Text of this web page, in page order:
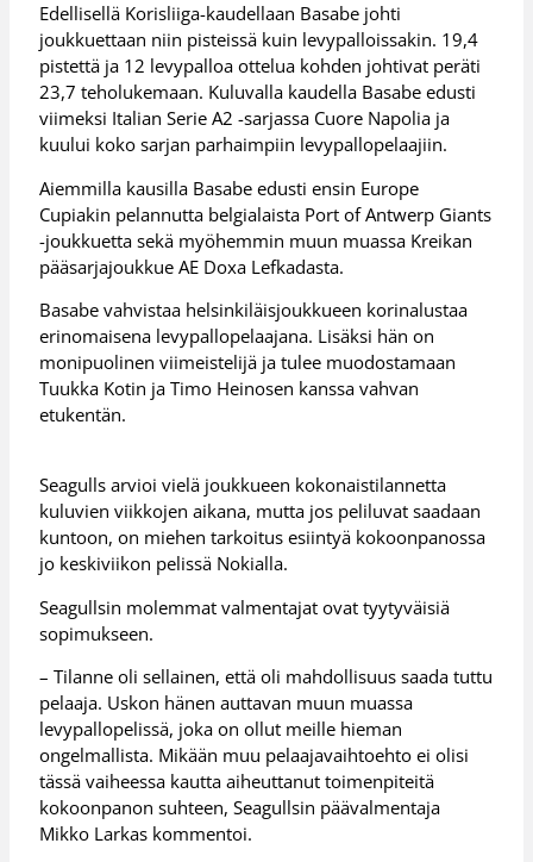
Edellisellä Korisliiga-kaudellaan Basabe johti
joukkuettaan niin pisteissä kuin levypalloissakin. 19,4
pistettä ja 12 levypalloa ottelua kohden johtivat peräti
23,7 teholukemaan. Kuluvalla kaudella Basabe edusti
viimeksi Italian Serie A2 -sarjassa Cuore Napolia ja
kuului koko sarjan parhaimpiin levypallopelaajiin.
Aiemmilla kausilla Basabe edusti ensin Europe
Cupiakin pelannutta belgialaista Port of Antwerp Giants
-joukkuetta sekä myöhemmin muun muassa Kreikan
pääsarjajoukkue AE Doxa Lefkadasta.
Basabe vahvistaa helsinkiläisjoukkueen korinalustaa
erinomaisena levypallopelaajana. Lisäksi hän on
monipuolinen viimeistelijä ja tulee muodostamaan
Tuukka Kotin ja Timo Heinosen kanssa vahvan
etukentän.
Seagulls arvioi vielä joukkueen kokonaistilannetta
kuluvien viikkojen aikana, mutta jos peliluvat saadaan
kuntoon, on miehen tarkoitus esiintyä kokoonpanossa
jo keskiviikon pelissä Nokialla.
Seagullsin molemmat valmentajat ovat tyytyväisiä
sopimukseen.
– Tilanne oli sellainen, että oli mahdollisuus saada tuttu
pelaaja. Uskon hänen auttavan muun muassa
levypallopelissä, joka on ollut meille hieman
ongelmallista. Mikään muu pelaajavaihtoehto ei olisi
tässä vaiheessa kautta aiheuttanut toimenpiteitä
kokoonpanon suhteen, Seagullsin päävalmentaja
Mikko Larkas kommentoi.